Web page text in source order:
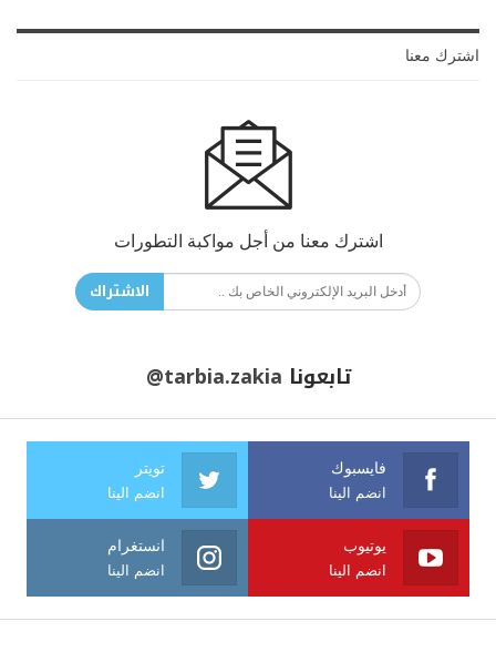
اشترك معنا
اشترك معنا من أجل مواكبة التطورات
الاشتراك
تابعونا @tarbia.zakia
فايسبوك
انضم الينا
تويتر
انضم الينا
يوتيوب
انضم الينا
انستغرام
انضم الينا